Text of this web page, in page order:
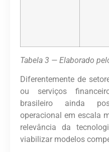
Tabela 3 — Elaborado
Diferentemente de
ou serviços
brasileiro ainda
operacional em escala
relevância da
viabilizar modelos